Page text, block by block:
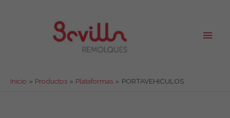
Inicio Productos Plataformas PORTAVEHICULOS